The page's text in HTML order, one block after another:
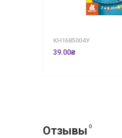
КН1685004У
39.00₴
Отзывы 0